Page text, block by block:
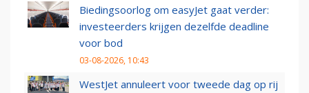
Biedingsoorlog om easyJet gaat verder:
investeerders krijgen dezelfde deadline
voor bod
03-08-2026, 10:43
WestJet annuleert voor tweede dag op rij